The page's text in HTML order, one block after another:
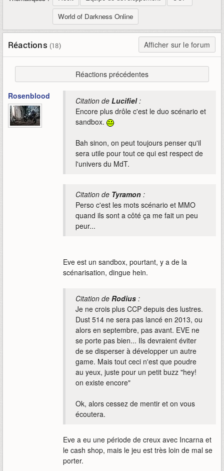
World of Darkness Online
Réactions (18) Afficher sur le forum
Réactions précédentes
Rosenblood Citation de Lucifiel:
Encore plus drôle c'est le duo scénario et
sandbox.
Bah sinon, on peut toujours penser qu'il
sera utile pour tout ce qui est respect de
l'univers du MdT.
Citation de Tyramon :
Perso c'est les mots scénario et MMO
quand ils sont a côté ça me fait un peu
peur...
Eve est un sandbox, pourtant, y a de la
scénarisation, dingue hein.
Citation de Rodius :
Je ne crois plus CCP depuis des lustres.
Dust 514 ne sera pas lancé en 2013, ou
alors en septembre, pas avant. EVE ne
se porte pas bien... Ils devraient éviter
de se disperser à développer un autre
game. Mais tout ceci n'est que poudre
au yeux, juste pour un petit buzz "hey!
on existe encore"
Ok, alors cessez de mentir et on vous
écoutera.
Eve a eu une période de creux avec Incarna et
le cash shop, mais le jeu est très loin de mal se
porter.